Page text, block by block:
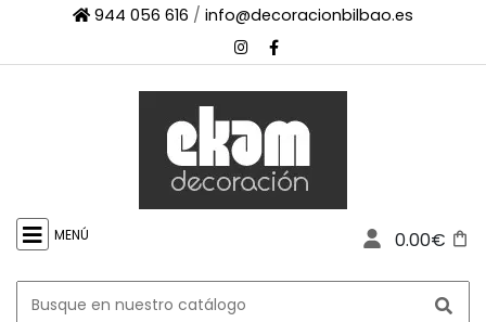
944 056 616 / info@decoracionbilbao.es
MENÚ 0.00€
INICIO
SHOWROOM
ESPACIO
PROYECTOS